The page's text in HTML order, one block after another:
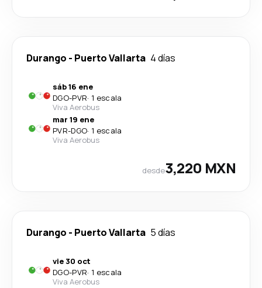
Durango - Puerto Vallarta 4 días
sáb 16 ene
DGO-PVR· 1 escala
Viva Aerobus
mar 19 ene
PVR-DGO· 1 escala
Viva Aerobus
desde3,220 MXN
Durango - Puerto Vallarta 5 días
vie 30 oct
DGO-PVR· 1 escala
Viva Aerobus